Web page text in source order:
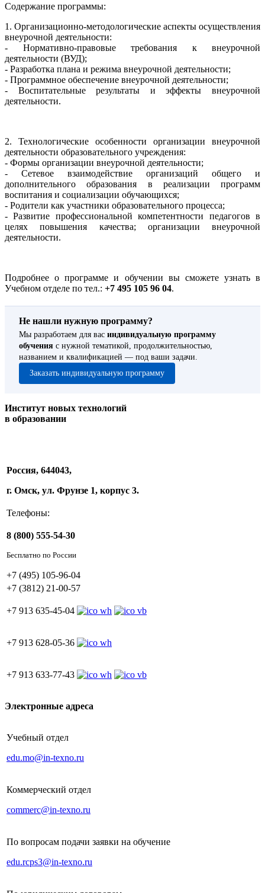
Содержание программы:
1. Организационно-методологические аспекты осуществления
внеурочной деятельности:
- Нормативно-правовые требования к внеурочной
деятельности (ВУД);
- Разработка плана и режима внеурочной деятельности;
- Программное обеспечение внеурочной деятельности;
- Воспитательные результаты и эффекты внеурочной
деятельности.
2. Технологические особенности организации внеурочной
деятельности образовательного учреждения:
- Формы организации внеурочной деятельности;
- Сетевое взаимодействие организаций общего и
дополнительного образования в реализации программ
воспитания и социализации обучающихся;
- Родители как участники образовательного процесса;
- Развитие профессиональной компетентности педагогов в
целях повышения качества; организации внеурочной
деятельности.
Подробнее о программе и обучении вы сможете узнать в
Учебном отделе по тел.: +7 495 105 96 04.
Не нашли нужную программу?
Мы разработаем для вас индивидуальную программу
обучения с нужной тематикой, продолжительностью,
названием и квалификацией — под ваши задачи.
Заказать индивидуальную программу
Институт новых технологий
в образовании
Россия, 644043,
г. Омск, ул. Фрунзе 1, корпус 3.
Телефоны:
8 (800) 555-54-30
Бесплатно по России
+7 (495) 105-96-04
+7 (3812) 21-00-57
+7 913 635-45-04
+7 913 628-05-36
+7 913 633-77-43
Электронные адреса
Учебный отдел
edu.mo@in-texno.ru
Коммерческий отдел
commerc@in-texno.ru
По вопросам подачи заявки на обучение
edu.rcps3@in-texno.ru